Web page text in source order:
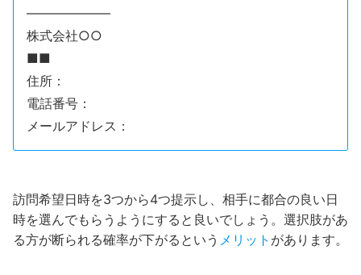
——————–
株式会社○○
■■
住所：
電話番号：
メールアドレス：
訪問希望日時を3つから4つ提示し、相手に都合の良い日
時を選んでもらうようにすると良いでしょう。選択肢があ
る方が断られる確率が下がるという メリット があります。